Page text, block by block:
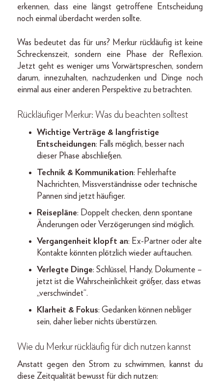
erkennen, dass eine längst getroffene Entscheidung
noch einmal überdacht werden sollte.
Was bedeutet das für uns? Merkur rückläufig ist keine
Schreckenszeit, sondern eine Phase der Reflexion.
Jetzt geht es weniger ums Vorwärtspreschen, sondern
darum, innezuhalten, nachzudenken und Dinge noch
einmal aus einer anderen Perspektive zu betrachten.
Rückläufiger Merkur: Was du beachten solltest
Wichtige Verträge & langfristige
Entscheidungen: Falls möglich, besser nach
dieser Phase abschließen.
Technik & Kommunikation: Fehlerhafte
Nachrichten, Missverständnisse oder technische
Pannen sind jetzt häufiger.
Reisepläne: Doppelt checken, denn spontane
Änderungen oder Verzögerungen sind möglich.
Vergangenheit klopft an: Ex-Partner oder alte
Kontakte könnten plötzlich wieder auftauchen.
Verlegte Dinge: Schlüssel, Handy, Dokumente –
jetzt ist die Wahrscheinlichkeit größer, dass etwas
„verschwindet“.
Klarheit & Fokus: Gedanken können nebliger
sein, daher lieber nichts überstürzen.
Wie du Merkur rückläufig für dich nutzen kannst
Anstatt gegen den Strom zu schwimmen, kannst du
diese Zeitqualität bewusst für dich nutzen: